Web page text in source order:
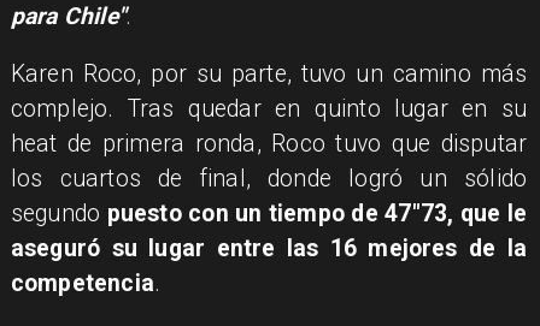
para Chile".
Karen Roco, por su parte, tuvo un camino más
complejo. Tras quedar en quinto lugar en su
heat de primera ronda, Roco tuvo que disputar
los cuartos de final, donde logró un sólido
segundo puesto con un tiempo de 47"73, que le
aseguró su lugar entre las 16 mejores de la
competencia.